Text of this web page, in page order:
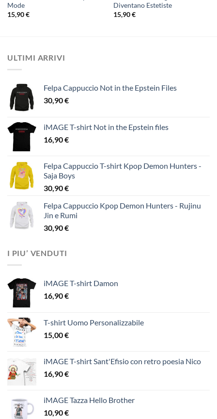
Mode
15,90€
Diventano Estetiste
15,90€
ULTIMI ARRIVI
Felpa Cappuccio Not in the Epstein Files
30,90€
iMAGE T-shirt Not in the Epstein files
16,90€
Felpa Cappuccio T-shirt Kpop Demon Hunters -
Saja Boys
30,90€
Felpa Cappuccio Kpop Demon Hunters - Rujinu
Jin e Rumi
30,90€
I PIU’ VENDUTI
iMAGE T-shirt Damon
16,90€
T-shirt Uomo Personalizzabile
15,00€
iMAGE T-shirt Sant'Efisio con retro poesia Nico
16,90€
iMAGE Tazza Hello Brother
10,90€